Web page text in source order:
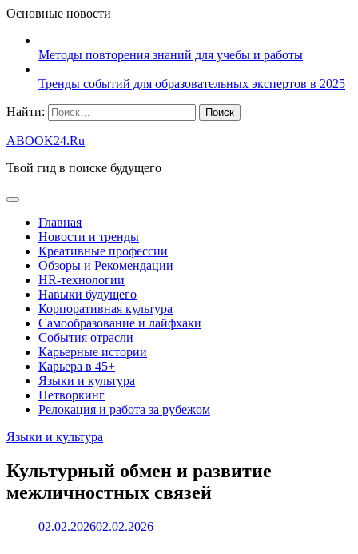
Основные новости
Методы повторения знаний для учебы и работы
Тренды событий для образовательных экспертов в 2025
Найти:
ABOOK24.Ru
Твой гид в поиске будущего
Главная
Новости и тренды
Креативные профессии
Обзоры и Рекомендации
HR‑технологии
Навыки будущего
Корпоративная культура
Самообразование и лайфхаки
События отрасли
Карьерные истории
Карьера в 45+
Языки и культура
Нетворкинг
Релокация и работа за рубежом
Языки и культура
Культурный обмен и развитие
межличностных связей
02.02.202602.02.2026